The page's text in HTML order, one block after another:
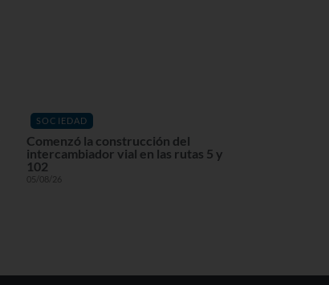
SOCIEDAD
Comenzó la construcción del
intercambiador vial en las rutas 5 y
102
05/08/26